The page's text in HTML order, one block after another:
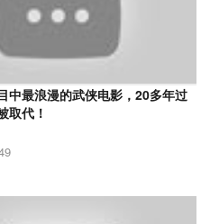
中最浪漫的武侠电影，20多年过
取代！